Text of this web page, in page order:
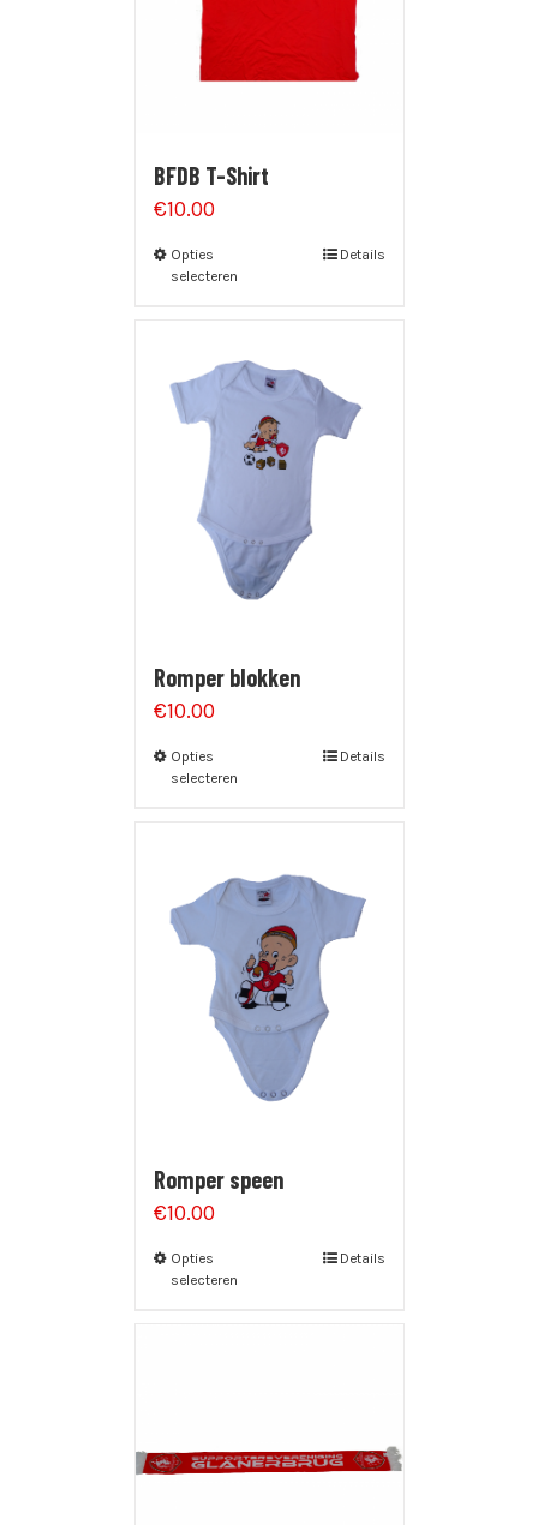
BFDB T-Shirt
€10.00
Opties
selecteren
Details
Romper blokken
€10.00
Opties
selecteren
Details
Romper speen
€10.00
Opties
selecteren
Details